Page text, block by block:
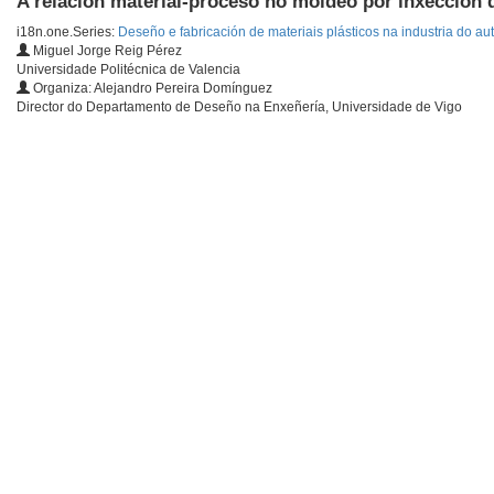
i18n.one.Series: Deseño e fabricación de materiais plásticos na industria do
Miguel Jorge Reig Pérez
Universidade Politécnica de Valencia
Organiza: Alejandro Pereira Domínguez
Director do Departamento de Deseño na Enxeñería, Universidade de Vigo